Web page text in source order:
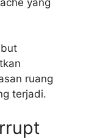
ruang
terjadi.